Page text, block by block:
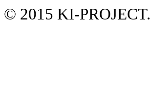
© 2015 KI-PROJECT.